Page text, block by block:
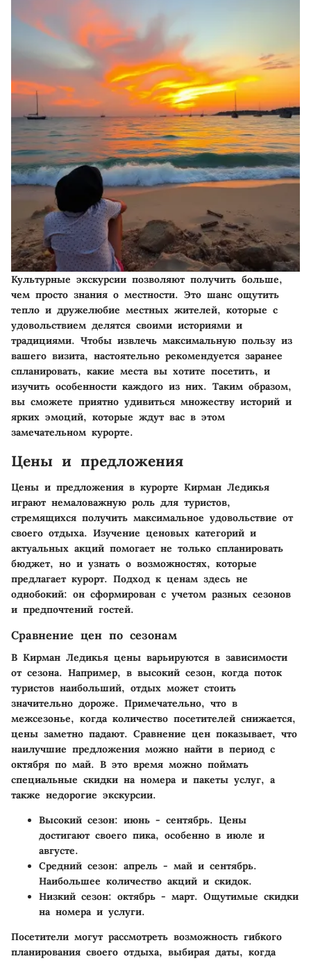
Культурные экскурсии позволяют получить больше,
чем просто знания о местности. Это шанс ощутить
тепло и дружелюбие местных жителей, которые с
удовольствием делятся своими историями и
традициями. Чтобы извлечь максимальную пользу из
вашего визита, настоятельно рекомендуется заранее
спланировать, какие места вы хотите посетить, и
изучить особенности каждого из них. Таким образом,
вы сможете приятно удивиться множеству историй и
ярких эмоций, которые ждут вас в этом
замечательном курорте.
Цены и предложения
Цены и предложения в курорте Кирман Ледикья
играют немаловажную роль для туристов,
стремящихся получить максимальное удовольствие от
своего отдыха. Изучение ценовых категорий и
актуальных акций помогает не только спланировать
бюджет, но и узнать о возможностях, которые
предлагает курорт. Подход к ценам здесь не
однобокий: он сформирован с учетом разных сезонов
и предпочтений гостей.
Сравнение цен по сезонам
В Кирман Ледикья цены варьируются в зависимости
от сезона. Например, в высокий сезон, когда поток
туристов наибольший, отдых может стоить
значительно дороже. Примечательно, что в
межсезонье, когда количество посетителей снижается,
цены заметно падают. Сравнение цен показывает, что
наилучшие предложения можно найти в период с
октября по май. В это время можно поймать
специальные скидки на номера и пакеты услуг, а
также недорогие экскурсии.
Высокий сезон: июнь - сентябрь. Цены
достигают своего пика, особенно в июле и
августе.
Средний сезон: апрель - май и сентябрь.
Наибольшее количество акций и скидок.
Низкий сезон: октябрь - март. Ощутимые скидки
на номера и услуги.
Посетители могут рассмотреть возможность гибкого
планирования своего отдыха, выбирая даты, когда